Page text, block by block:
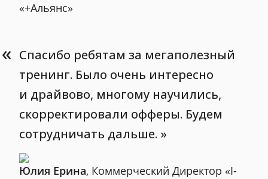
«+Альянс»
« Спасибо ребятам за мегаполезный
тренинг. Было очень интересно
и драйвово, многому научились,
скорректировали офферы. Будем
сотрудничать дальше.
Юлия Ерина, Коммерческий Директор «I-